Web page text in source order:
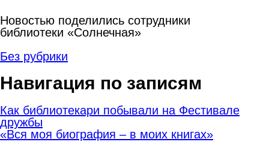
Новостью поделились сотрудники
библиотеки «Солнечная»
Без рубрики
Навигация по записям
Как библиотекари побывали на Фестивале
дружбы
«Вся моя биография – в моих книгах»